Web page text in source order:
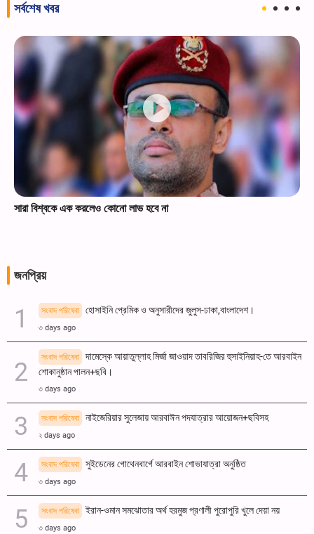
সর্বশেষ খবর
সারা বিশ্বকে এক করলেও কোনো লাভ হবে না
জনপ্রিয়
সংবাদ পরিষেবা হোসাইনি প্রেমিক ও অনুসারীদের জুলুস-ঢাকা,বাংলাদেশ।
৩ days ago
সংবাদ পরিষেবা
দামেস্কে আয়াতুল্লাহ মির্জা জাওয়াদ তাবরিজির হুসাইনিয়াহ-তে আরবাইন
শোকানুষ্ঠান পালন+ছবি।
৩ days ago
সংবাদ পরিষেবা নাইজেরিয়ার সুলেজায় আরবাঈন পদযাত্রার আয়োজন+ছবিসহ
২ days ago
সংবাদ পরিষেবা সুইডেনের গোথেনবার্গে আরবাইন শোভাযাত্রা অনুষ্ঠিত
৩ days ago
সংবাদ পরিষেবা ইরান-ওমান সমঝোতার অর্থ হরমুজ প্রণালী পুরোপুরি খুলে দেয়া নয়
৩ days ago